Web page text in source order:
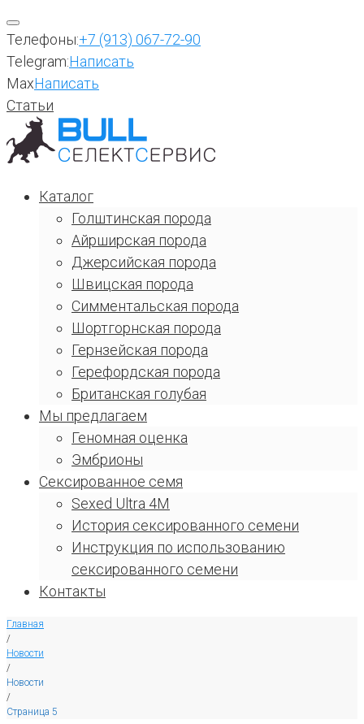
Перейти
к
содержимому
Телефоны:+7 (913) 067-72-90
Telegram:Написать
MaxНаписать
Статьи
Каталог
Голштинская порода
Айрширская порода
Джерсийская порода
Швицская порода
Симментальская порода
Шортгорнская порода
Гернзейская порода
Герефордская порода
Британская голубая
Мы предлагаем
Геномная оценка
Эмбрионы
Сексированное семя
Sexed Ultra 4M
История сексированного семени
Инструкция по использованию
сексированного семени
Контакты
Главная
/
Новости
/
Новости
/
Страница 5